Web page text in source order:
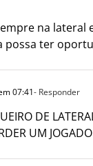
na
ter
07:41- Responder
DE
UM